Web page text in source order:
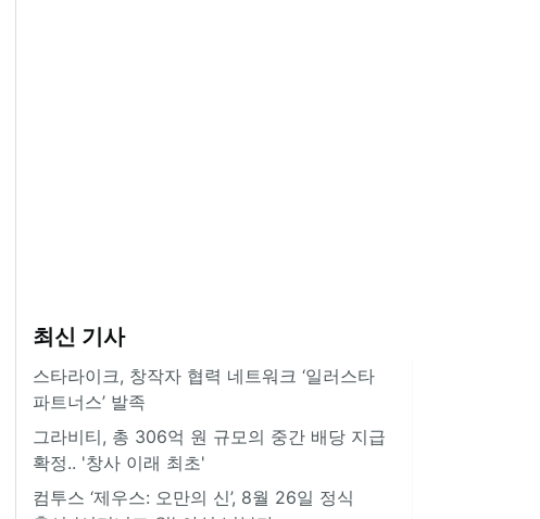
최신 기사
스타라이크, 창작자 협력 네트워크 ‘일러스타
파트너스’ 발족
그라비티, 총 306억 원 규모의 중간 배당 지급
확정.. '창사 이래 최초'
컴투스 ‘제우스: 오만의 신’, 8월 26일 정식